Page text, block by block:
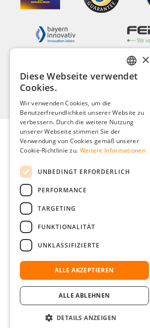
Impressum AGB
© 2026 Weidinger GmbH, All
GERMAN
FRENCH
DUTCH
×
Diese Webseite verwendet
Cookies.
Wir verwenden Cookies, um die
Benutzerfreundlichkeit unserer Website zu
verbessern. Durch die weitere Nutzung
unserer Webseite stimmen Sie der
Verwendung von Cookies gemäß unserer
Cookie-Richtlinie zu. Weitere Informationen
UNBEDINGT ERFORDERLICH
PERFORMANCE
TARGETING
FUNKTIONALITÄT
UNKLASSIFIZIERTE
ALLE AKZEPTIEREN
ALLE ABLEHNEN
DETAILS ANZEIGEN